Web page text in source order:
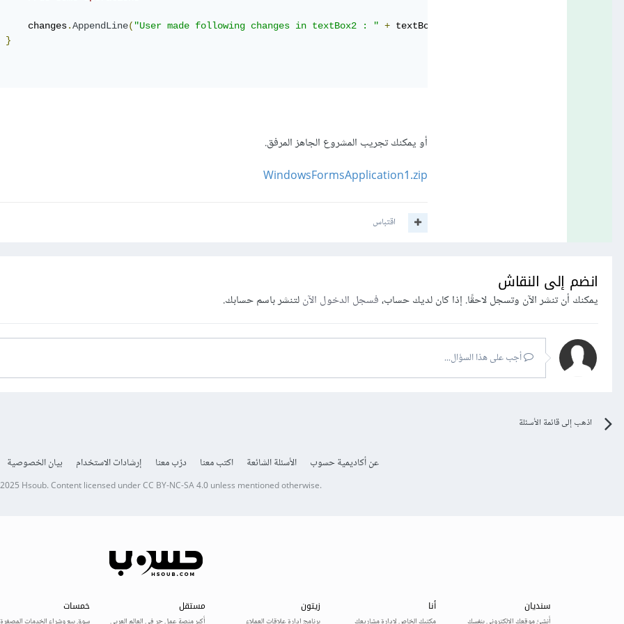
changes
.AppendLine( "User made following changes in textBox2 : " + textBox2
}
أو يمكنك تجريب المشروع الجاهز المرفق.
WindowsFormsApplication1.zip
اقتباس
انضم إلى النقاش
يمكنك أن تنشر الآن وتسجل لاحقًا. إذا كان لديك حساب،فسجل الدخول الآنلتنشر باسم حسابك.
أجب على هذا السؤال...
اذهب إلى قائمة الأسئلة
عن أكاديمية حسوب الأسئلة الشائعة اكتب معنا درّب معنا إرشادات الاستخدام بيان الخصوصية
Hsoub.Content licensed underCC BY-NC-SA 4.0unless mentioned otherwise.